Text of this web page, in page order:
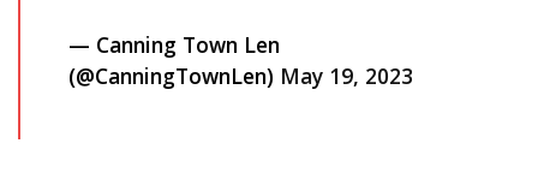
— Canning Town Len
(@CanningTownLen) May 19, 2023